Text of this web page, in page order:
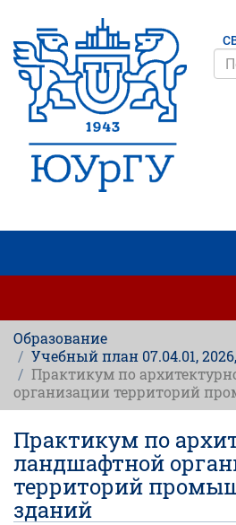
основному
содержанию
Образование
Учебный план 07.04.01,
Практикум по
организации территорий
Практикум по
ландшафтной
территорий
зданий